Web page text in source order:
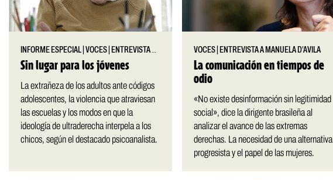
INFORME ESPECIAL |VOCES ENTREVISTA A JUAN CARLOS VOLNOVICH
Sin lugar para los jóvenes
La extrañeza de los adultos ante códigos
adolescentes, la violencia que atraviesan
las escuelas y los modos en que la
ideología de ultraderecha interpela a los
chicos, según el destacado psicoanalista.
VOCES ENTREVISTA A MANUELA D’AVILA
La comunicación en tiempos de
odio
«No existe desinformación sin legitimidad
social», dice la dirigente brasileña al
analizar el avance de las extremas
derechas. La necesidad de una alternativa
progresista y el papel de las mujeres.